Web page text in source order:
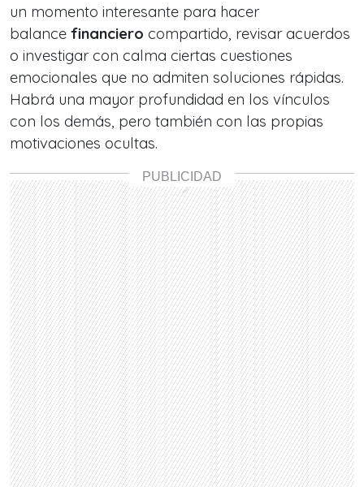
un momento interesante para hacer
balance financiero compartido, revisar acuerdos
o investigar con calma ciertas cuestiones
emocionales que no admiten soluciones rápidas.
Habrá una mayor profundidad en los vínculos
con los demás, pero también con las propias
motivaciones ocultas.